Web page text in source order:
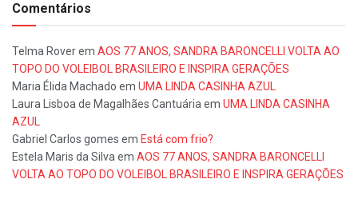
Comentários
Telma Roverem AOS 77 ANOS, SANDRA BARONCELLI VOLTA AO
TOPO DO VOLEIBOL BRASILEIRO E INSPIRA GERAÇÕES
Maria Élida Machado em UMA LINDA CASINHA AZUL
Laura Lisboa de Magalhães Cantuária em UMA LINDA CASINHA
AZUL
Gabriel Carlos gomes em Está com frio?
Estela Maris da Silva em AOS 77 ANOS, SANDRA BARONCELLI
VOLTA AO TOPO DO VOLEIBOL BRASILEIRO E INSPIRA GERAÇÕES